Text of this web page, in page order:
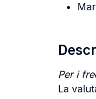
Per i
La